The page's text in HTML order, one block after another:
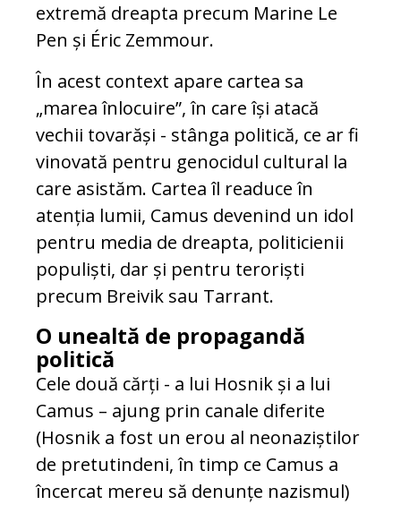
extremă dreapta precum Marine Le
Pen și Éric Zemmour.
În acest context apare cartea sa
„marea înlocuire”, în care își atacă
vechii tovarăși - stânga politică, ce ar fi
vinovată pentru genocidul cultural la
care asistăm. Cartea îl readuce în
atenția lumii, Camus devenind un idol
pentru media de dreapta, politicienii
populiști, dar și pentru teroriști
precum Breivik sau Tarrant.
O unealtă de propagandă
politică
Cele două cărți - a lui Hosnik și a lui
Camus – ajung prin canale diferite
(Hosnik a fost un erou al neonaziștilor
de pretutindeni, în timp ce Camus a
încercat mereu să denunțe nazismul)